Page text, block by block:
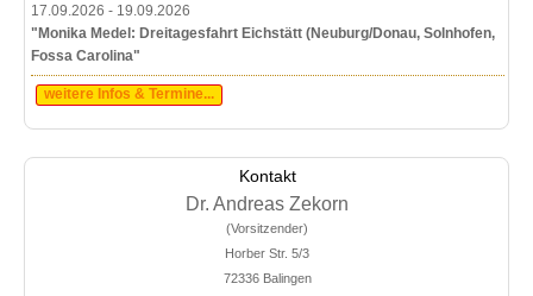
17.09.2026 - 19.09.2026
"Monika Medel: Dreitagesfahrt Eichstätt (Neuburg/Donau, Solnhofen,
Fossa Carolina"
weitere Infos & Termine...
Kontakt
Dr. Andreas Zekorn
(Vorsitzender)
Horber Str. 5/3
72336 Balingen